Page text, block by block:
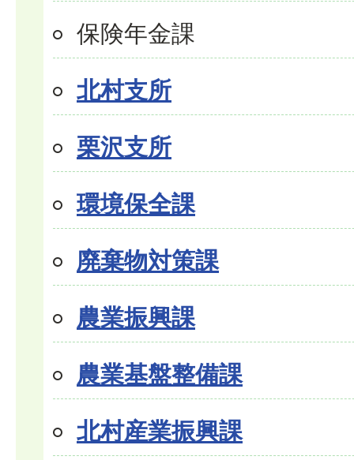
保険年金課
北村支所
栗沢支所
環境保全課
廃棄物対策課
農業振興課
農業基盤整備課
北村産業振興課